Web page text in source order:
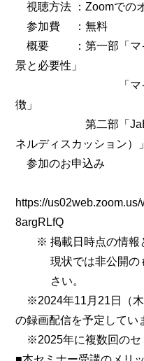
視聴方法 ：Zoomでの
参加費 ：無料
概要 ：第一部「マイ
景と必要性」
「マイグレー
徴」
第二部「JaBOL
ネルディスカッション）」
参加のお申込み
https://
8argRLfQ
※ 掲載日時点の情報
現状では非公開の
さい。
※2024年11月21日（木
の録画配信を予定してい
※2025年に複数回のセ